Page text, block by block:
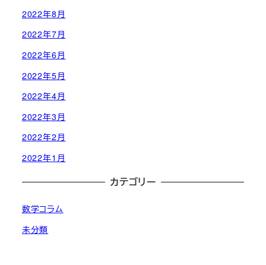
2022年8月
2022年7月
2022年6月
2022年5月
2022年4月
2022年3月
2022年2月
2022年1月
カテゴリー
数学コラム
未分類